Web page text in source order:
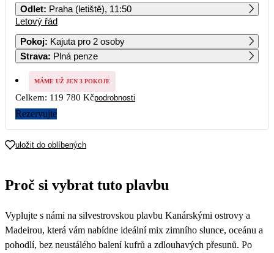
7 8
59 890
28
Odlet: Praha (letiště), 11:50
Letový řád
Pokoj: Kajuta pro 2 osoby
Strava: Plná penze
MÁME UŽ JEN 3 POKOJE
Celkem: 119 780 Kčpodrobnosti
Rezervujte
uložit do oblíbených
Proč si vybrat tuto plavbu
Vyplujte s námi na silvestrovskou plavbu Kanárskými ostrovy a
Madeirou, která vám nabídne ideální mix zimního slunce, oceánu a
pohodlí, bez neustálého balení kufrů a zdlouhavých přesunů. Po